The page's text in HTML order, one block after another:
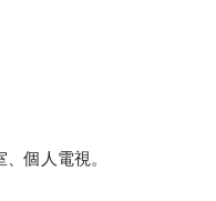
個人電視。